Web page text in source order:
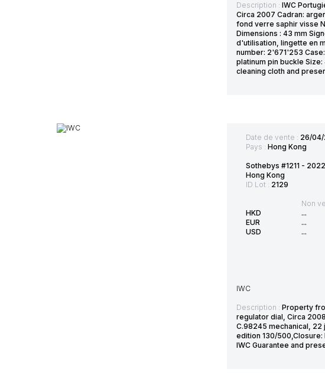
Description : IWC
Circa 2007 Cadran:
fond verre saphir visse
Dimensions : 43
d'utilisation, lingette en
number: 2'671'253
platinum pin buckle
cleaning cloth and
Date de vente : 26/
Pays : Hong Kong
Sothebys #1211 -
Hong Kong
ID Lot : 2129
HKD
EUR
USD
Non
...
...
...
IWC
Description : Property
regulator dial, Circa
C.98245 mechanical,
edition 130/
IWC Guarantee and